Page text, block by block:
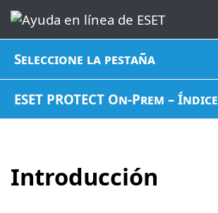
Seleccione la pestaña
ESET PROTECT On-Prem – Índice
Introducción